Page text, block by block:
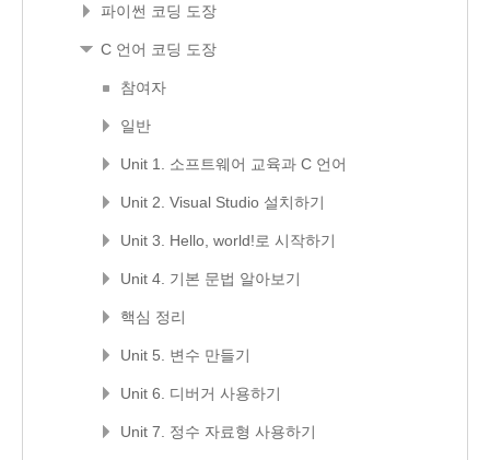
파이썬 코딩 도장
C 언어 코딩 도장
참여자
일반
Unit 1. 소프트웨어 교육과 C 언어
Unit 2. Visual Studio 설치하기
Unit 3. Hello, world!로 시작하기
Unit 4. 기본 문법 알아보기
핵심 정리
Unit 5. 변수 만들기
Unit 6. 디버거 사용하기
Unit 7. 정수 자료형 사용하기